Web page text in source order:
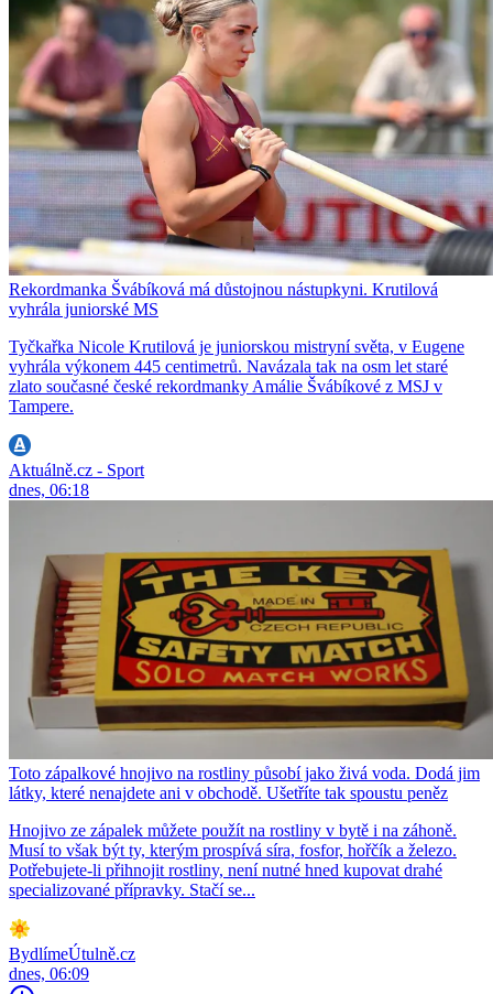
Rekordmanka Švábíková má důstojnou nástupkyni. Krutilová
vyhrála juniorské MS
Tyčkařka Nicole Krutilová je juniorskou mistryní světa, v Eugene
vyhrála výkonem 445 centimetrů. Navázala tak na osm let staré
zlato současné české rekordmanky Amálie Švábíkové z MSJ v
Tampere.
Aktuálně.cz - Sport
dnes, 06:18
Toto zápalkové hnojivo na rostliny působí jako živá voda. Dodá jim
látky, které nenajdete ani v obchodě. Ušetříte tak spoustu peněz
Hnojivo ze zápalek můžete použít na rostliny v bytě i na záhoně.
Musí to však být ty, kterým prospívá síra, fosfor, hořčík a železo.
Potřebujete-li přihnojit rostliny, není nutné hned kupovat drahé
specializované přípravky. Stačí se...
BydlímeÚtulně.cz
dnes, 06:09